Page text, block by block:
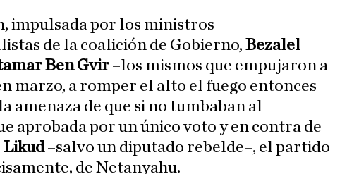
impulsada por los ministros
de la coalición de Gobierno, Bezalel
Ben Gvir –los mismos que empujaron a
marzo, a romper el alto el fuego entonces
amenaza de que si no tumbaban al
aprobada por un único voto y en contra de
Likud–salvo un diputado rebelde–, el partido
de Netanyahu.